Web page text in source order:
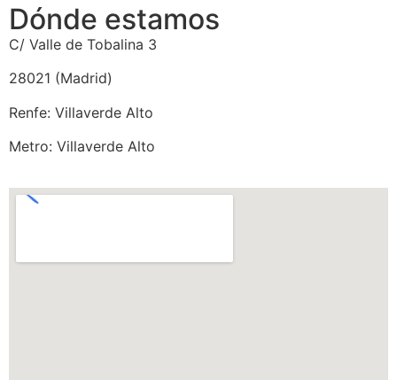
Dónde estamos
C/ Valle de Tobalina 3
28021 (Madrid)
Renfe: Villaverde Alto
Metro: Villaverde Alto